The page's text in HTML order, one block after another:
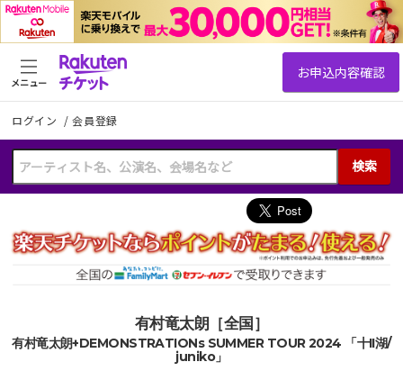
ログイン /会員登録
検索
メニュー
有村竜太朗［全国］
有村竜太朗+DEMONSTRATIONs SUMMER TOUR 2024 「十II湖/
juniko」